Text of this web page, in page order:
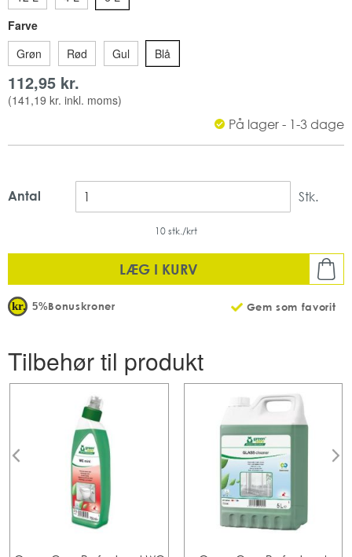
Herudover kommer produktet både i forskellige farver og
størrelser.
Farve: Blå
Kapacitet: 6 L
Kommer også i; Rød, blå, gul el. grøn
Fås også i størrelserne; 4 L, 6 L el. 12 L
Farve
Grøn
Rød Gul Blå
112,95 kr.
(141,19 kr. inkl. moms)
På lager - 1-3 dage
Antal Stk.
10 stk./krt
LÆG I KURV
Gem som favorit
5%Bonuskroner
Tilbehør til produkt